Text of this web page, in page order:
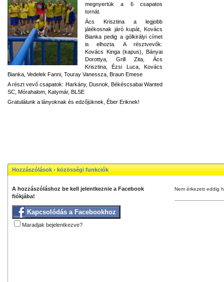
megnyertük a 6 csapatos
tornát.
Ács Krisztina a legjobb
játékosnak járó kupát, Kovács
Bianka pedig a gólkirályi címet
is elhozta. A résztvevők:
Kovács Kinga (kapus), Bányai
Dorottya, Grill Zita, Ács
Krisztina, Ézsi Luca, Kovács
Bianka, Vedelek Fanni, Touray Vanessza, Braun Emese
A részt vevő csapatok: Harkány, Dusnok, Békéscsabai Wanted
SC, Mórahalom, Katymár, BLSE
Gratulálunk a lányoknak és edzőjüknek, Éber Eriknek!
Hozzászólások - közösségi funkciók
A hozzászóláshoz be kell jelentkeznie a Facebook
fiókjába!
Kapcsolódás a Facebookhoz
Maradjak bejelentkezve?
Nem érkezett eddig